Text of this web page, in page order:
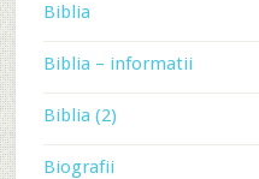
Biblia
Biblia – informatii
Biblia (2)
Biografii